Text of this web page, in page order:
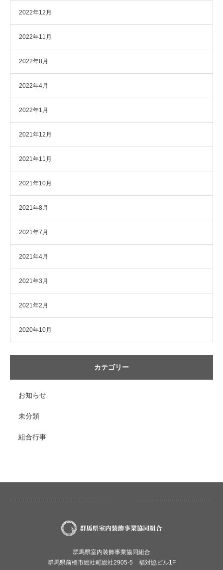
2022年12月
2022年11月
2022年8月
2022年4月
2022年1月
2021年12月
2021年11月
2021年10月
2021年8月
2021年7月
2021年4月
2021年3月
2021年2月
2020年10月
カテゴリー
お知らせ
未分類
組合行事
群馬県室内装飾事業協同組合
群馬県前橋市総社町総社2905-5 福対協ビル1F